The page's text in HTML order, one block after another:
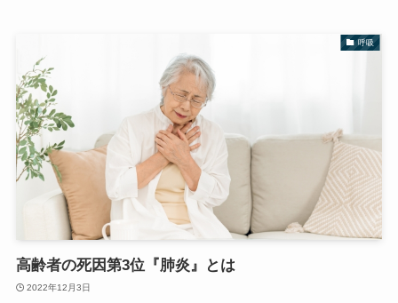
呼吸
高齢者の死因第3位『肺炎』とは
2022年12月3日